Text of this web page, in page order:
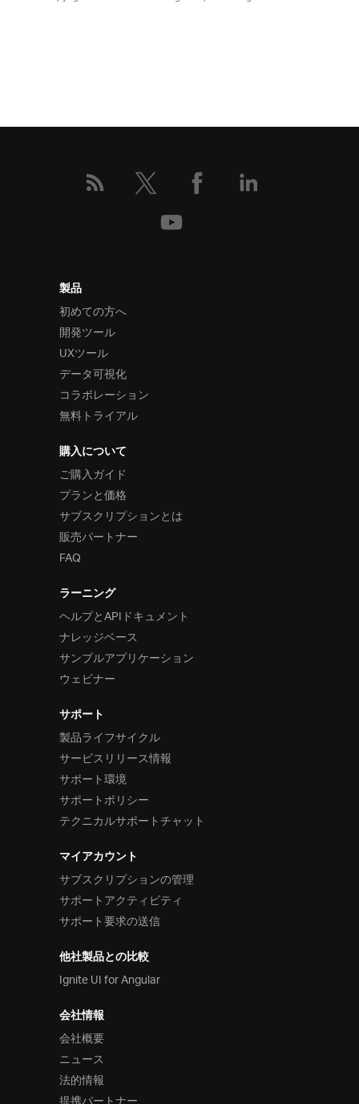
製品
初めての方へ
開発ツール
UXツール
データ可視化
コラボレーション
無料トライアル
購入について
ご購入ガイド
プランと価格
サブスクリプションとは
販売パートナー
FAQ
ラーニング
ヘルプとAPIドキュメント
ナレッジベース
サンプルアプリケーション
ウェビナー
サポート
製品ライフサイクル
サービスリリース情報
サポート環境
サポートポリシー
テクニカルサポートチャット
マイアカウント
サブスクリプションの管理
サポートアクティビティ
サポート要求の送信
他社製品との比較
Ignite UI for Angular
会社情報
会社概要
ニュース
法的情報